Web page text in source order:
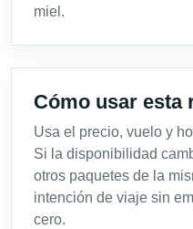
miel.
Cómo usar esta
Usa el precio, vuelo y
Si la disponibilidad
otros paquetes de la
intención de viaje sin
cero.